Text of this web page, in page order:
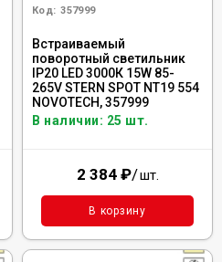
Код: 357999
Встраиваемый
поворотный светильник
IP20 LED 3000К 15W 85-
265V STERN SPOT NT19 554
NOVOTECH, 357999
В наличии: 25 шт.
2 384 ₽/шт.
В корзину